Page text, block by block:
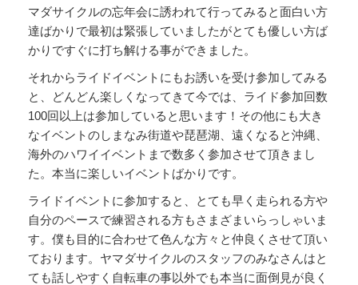
マダサイクルの忘年会に誘われて行ってみると面白い方
達ばかりで最初は緊張していましたがとても優しい方ば
かりですぐに打ち解ける事ができました。
それからライドイベントにもお誘いを受け参加してみる
と、どんどん楽しくなってきて今では、ライド参加回数
100回以上は参加していると思います！その他にも大き
なイベントのしまなみ街道や琵琶湖、遠くなると沖縄、
海外のハワイイベントまで数多く参加させて頂きまし
た。本当に楽しいイベントばかりです。
ライドイベントに参加すると、とても早く走られる方や
自分のペースで練習される方もさまざまいらっしゃいま
す。僕も目的に合わせて色んな方々と仲良くさせて頂い
ております。ヤマダサイクルのスタッフのみなさんはと
ても話しやすく自転車の事以外でも本当に面倒見が良く